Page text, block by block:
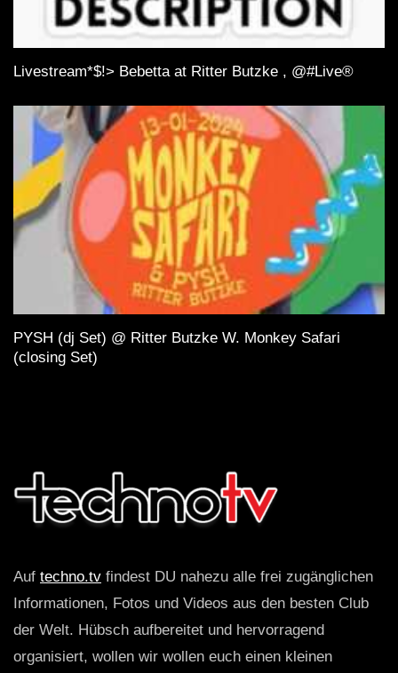
Livestream*$!> Bebetta at Ritter Butzke , @#Live®
PYSH (dj Set) @ Ritter Butzke W. Monkey Safari
(closing Set)
Auf techno.tv findest DU nahezu alle frei zugänglichen
Informationen, Fotos und Videos aus den besten Club
der Welt. Hübsch aufbereitet und hervorragend
organisiert, wollen wir wollen euch einen kleinen